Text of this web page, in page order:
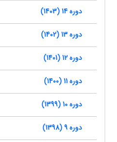
دوره 14 (1403)
دوره 13 (1402)
دوره 12 (1401)
دوره 11 (1400)
دوره 10 (1399)
دوره 9 (1398)